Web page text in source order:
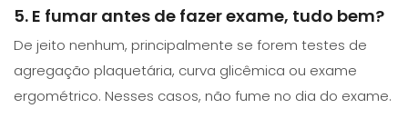
5. E fumar antes de fazer exame, tudo bem?
De jeito nenhum, principalmente se forem testes de
agregação plaquetária, curva glicêmica ou exame
ergométrico. Nesses casos, não fume no dia do exame.